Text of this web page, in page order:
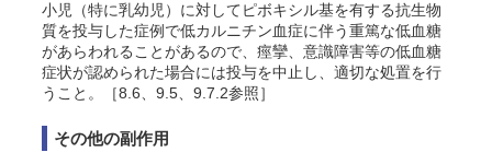
小児（特に乳幼児）に対してピボキシル基を有する抗生物
質を投与した症例で低カルニチン血症に伴う重篤な低血糖
があらわれることがあるので、痙攣、意識障害等の低血糖
症状が認められた場合には投与を中止し、適切な処置を行
うこと。［8.6、 9.5、9.7.2参照］
その他の副作用